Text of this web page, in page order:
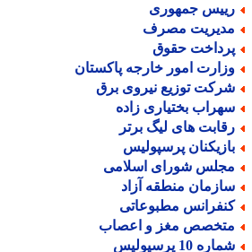
جمهوری
مصرف
حقوق
امور خارجه پاکستان
توزیع نیروی برق
بختیاری زاده
های لیگ برتر
پرسپولیس
شورای اسلامی
منطقه آزاد
مطبوعاتی
مغز و اعصاب
10 پرسپولیس